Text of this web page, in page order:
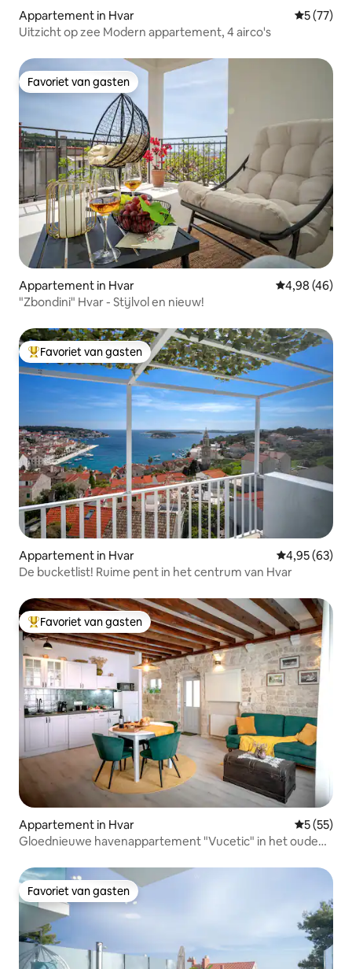
Appartement in Hvar
5 (77)
Uitzicht op zee Modern appartement, 4 airco's
Favoriet van gasten
Favoriet van gasten
Appartement in Hvar Gemiddelde
4,98 (46)
"Zbondini" Hvar - Stijlvol en nieuw!
Topfavoriet van gasten
Favoriet van gasten
Appartement in Hvar Gemiddelde
4,95 (63)
De bucketlist! Ruime pent in het centrum van Hvar
Topfavoriet van gasten
Favoriet van gasten
Appartement in Hvar
5 (55)
Gloednieuwe havenappartement "Vucetic" in het oude
Favoriet van gasten
Favoriet van gasten